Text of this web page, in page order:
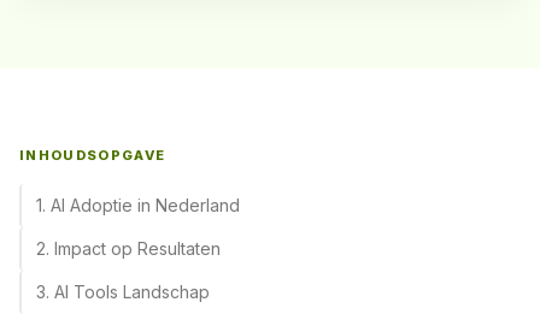
INHOUDSOPGAVE
1. AI Adoptie in Nederland
2. Impact op Resultaten
3. AI Tools Landschap